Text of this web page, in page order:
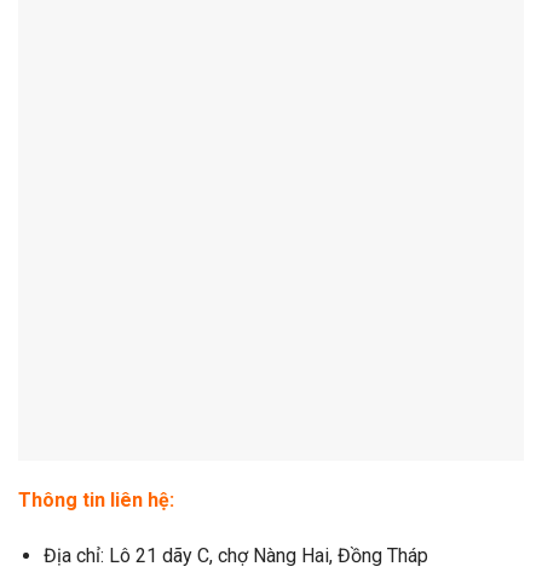
Thông tin liên hệ:
Địa chỉ: Lô 21 dãy C, chợ Nàng Hai, Đồng Tháp